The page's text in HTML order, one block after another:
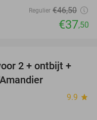
Regulier €46,50
€37,50
32%
2 + ontbijt +
9.9 star